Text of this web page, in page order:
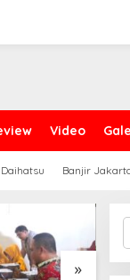
Video
Daihatsu Banjir
»